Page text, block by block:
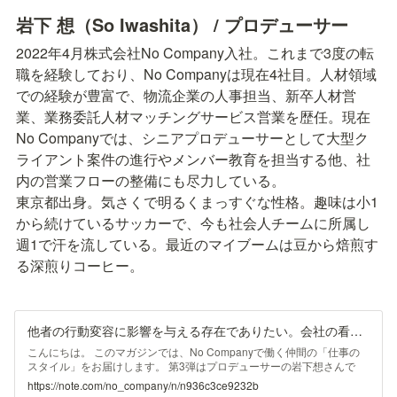
岩下 想（So Iwashita） / プロデューサー
2022年4月株式会社No Company入社。これまで3度の転
職を経験しており、No Companyは現在4社目。人材領域
での経験が豊富で、物流企業の人事担当、新卒人材営
業、業務委託人材マッチングサービス営業を歴任。現在
No Companyでは、シニアプロデューサーとして大型ク
ライアント案件の進行やメンバー教育を担当する他、社
内の営業フローの整備にも尽力している。
東京都出身。気さくで明るくまっすぐな性格。趣味は小1
から続けているサッカーで、今も社会人チームに所属し
週1で汗を流している。最近のマイブームは豆から焙煎す
る深煎りコーヒー。
他者の行動変容に影響を与える存在でありたい。会社の看板ではなく「自分」で影響を与えることにこだわるプロデューサーのスタイル／No Company 社員インタビューvol.3｜No Company, inc.
こんにちは。 このマガジンでは、No Companyで働く仲間の「仕事の
スタイル」をお届けします。 第3弾はプロデューサーの岩下想さんで
す。 岩下想（So Iwashita）／プロデューサー 2022年4月株式会社No
https://note.com/no_company/n/n936c3ce9232b